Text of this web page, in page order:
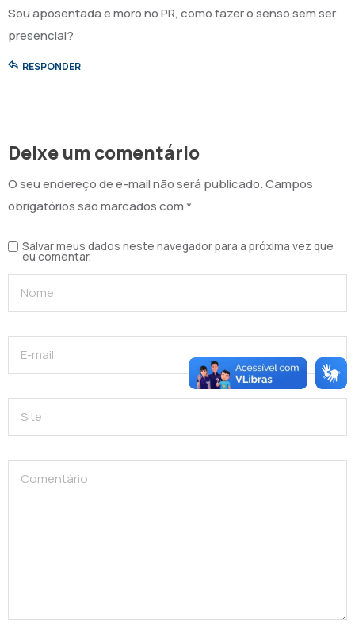
Sou aposentada e moro no PR, como fazer o senso sem ser
presencial?
RESPONDER
Deixe um comentário
O seu endereço de e-mail não será publicado.Campos
obrigatórios são marcados com *
Salvar meus dados neste navegador para a próxima vez que
eu comentar.